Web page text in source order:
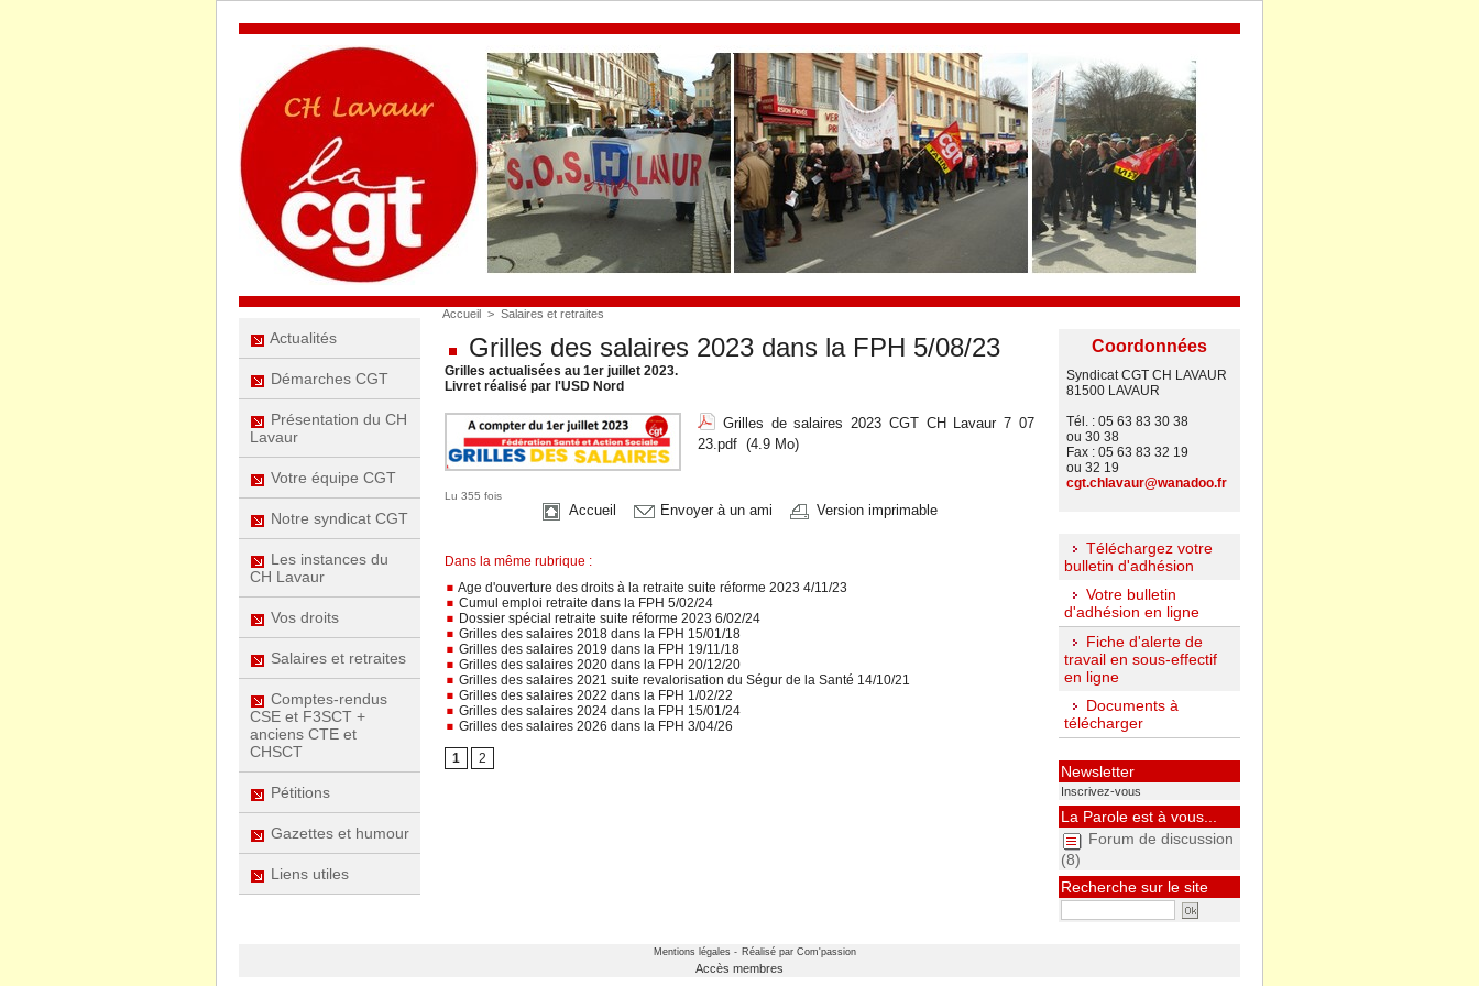
Actualités
Démarches CGT
Présentation du CH
Lavaur
Votre équipe CGT
Notre syndicat CGT
Les instances du
CH Lavaur
Vos droits
Salaires et retraites
Comptes-rendus
CSE et F3SCT +
anciens CTE et
CHSCT
Pétitions
Gazettes et humour
Liens utiles
Accueil > Salaires et retraites
Grilles des salaires 2023 dans la FPH 5/08/23
Grilles actualisées au 1er juillet 2023.
Livret réalisé par l'USD Nord
Grilles de salaires 2023 CGT CH Lavaur 7 07
23.pdf (4.9 Mo)
Lu 355 fois
Accueil Envoyer à un ami Version imprimable
Dans la même rubrique :
Age d'ouverture des droits à la retraite suite réforme 2023 4/11/23
Cumul emploi retraite dans la FPH 5/02/24
Dossier spécial retraite suite réforme 2023 6/02/24
Grilles des salaires 2018 dans la FPH 15/01/18
Grilles des salaires 2019 dans la FPH 19/11/18
Grilles des salaires 2020 dans la FPH 20/12/20
Grilles des salaires 2021 suite revalorisation du Ségur de la Santé 14/10/21
Grilles des salaires 2022 dans la FPH 1/02/22
Grilles des salaires 2024 dans la FPH 15/01/24
Grilles des salaires 2026 dans la FPH 3/04/26
1 2
Coordonnées
Syndicat CGT CH LAVAUR
81500 LAVAUR
Tél. : 05 63 83 30 38
ou 30 38
Fax : 05 63 83 32 19
ou 32 19
cgt.chlavaur@wanadoo.fr
Téléchargez votre
bulletin d'adhésion
Votre bulletin
d'adhésion en ligne
Fiche d'alerte de
travail en sous-effectif
en ligne
Documents à
télécharger
Newsletter
Inscrivez-vous
La Parole est à vous...
Forum de discussion
(8)
Recherche sur le site
Mentions légales - Réalisé par Com'passion
Accès membres